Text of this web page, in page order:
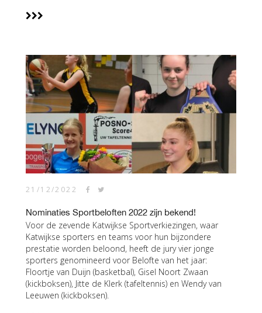
21/12/2022
Nominaties Sportbeloften 2022 zijn bekend!
Voor de zevende Katwijkse Sportverkiezingen, waar
Katwijkse sporters en teams voor hun bijzondere
prestatie worden beloond, heeft de jury vier jonge
sporters genomineerd voor Belofte van het jaar:
Floortje van Duijn (basketbal), Gisel Noort Zwaan
(kickboksen), Jitte de Klerk (tafeltennis) en Wendy van
Leeuwen (kickboksen).